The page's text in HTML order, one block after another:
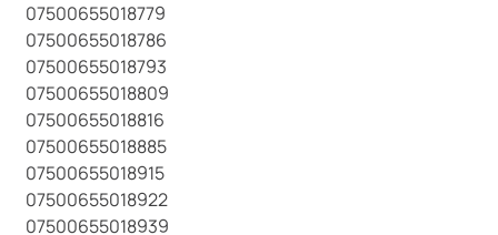
07500655018779
07500655018786
07500655018793
07500655018809
07500655018816
07500655018885
07500655018915
07500655018922
07500655018939